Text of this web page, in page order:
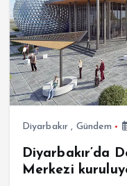
Diyarbakır , Gündem
Diyarbakır’da
Merkezi